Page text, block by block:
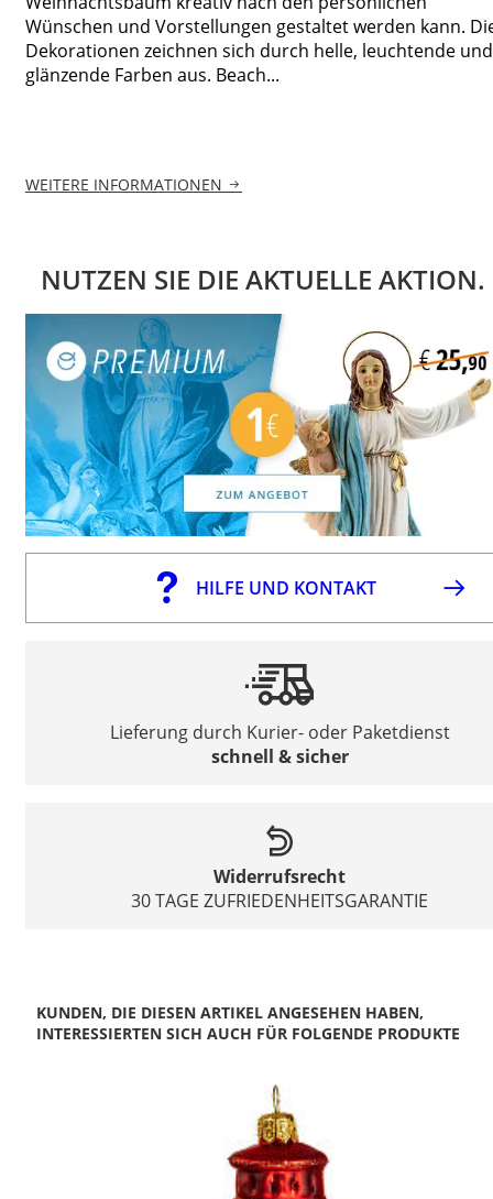
Wünschen und Vorstellungen gestaltet werden kann.
Dekorationen zeichnen sich durch helle, leuchtende und
glänzende Farben aus. Beach...
WEITERE INFORMATIONEN
NUTZEN SIE DIE AKTUELLE AKTION.
HILFE UND KONTAKT
Lieferung durch Kurier- oder Paketdienst
schnell & sicher
Widerrufsrecht
30 TAGE ZUFRIEDENHEITSGARANTIE
KUNDEN, DIE DIESEN ARTIKEL ANGESEHEN HABEN,
INTERESSIERTEN SICH AUCH FÜR FOLGENDE PRODUKTE